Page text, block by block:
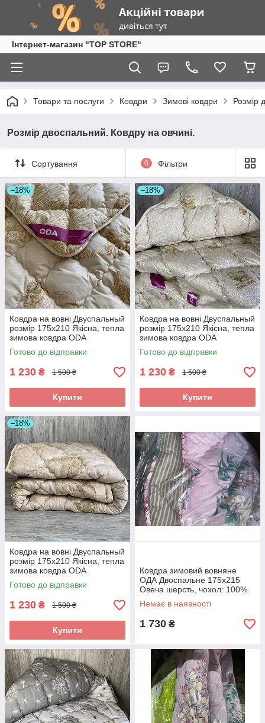
Інтернет-магазин "TOP STORE"
Товари та послуги Ковдри Зимові ковдри Розмір
Розмір двоспальний. Ковдру на овчині.
Сортування 0 Фільтри
–18%
Ковдра на вовні Двуспальный
розмір 175х210 Якісна, тепла
зимова ковдра ODA
Готово до відправки
1 230 ₴ 1 500 ₴
Купити
–18%
Ковдра на вовні Двуспальный
розмір 175х210 Якісна, тепла
зимова ковдра ODA
Готово до відправки
1 230 ₴ 1 500 ₴
Купити
–18%
Ковдра на вовні Двуспальный
розмір 175х210 Якісна, тепла
зимова ковдра ODA
Готово до відправки
1 230 ₴ 1 500 ₴
Купити
Ковдра зимовий вовняне
ОДА Двоспальне 175x215
Овеча шерсть, чохол: 100%
бавовна Вовняна ковдра
ODA
Немає в наявності
1 730 ₴